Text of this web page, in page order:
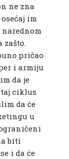
ne zna
im
zašto.
pričao
i armiju
da je
taj ciklus
da će
u
biti
i da će